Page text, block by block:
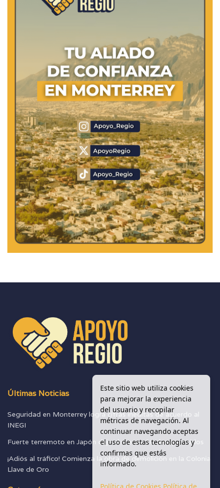
Últimas Noticias
Seguridad en Monterrey logra cifras inéditas de acuerdo al
INEGI
Fuerte terremoto en Japón deja al menos 30 desaparecidos
¡Adiós al tráfico! Comienza la obra de demolición en la Colonia
Llave de Oro
Este sitio web utiliza cookies
para mejorar la experiencia
del usuario y recopilar
métricas de navegación. Al
continuar navegando aceptas
el uso de estas tecnologías y
confirmas que estás
informado.